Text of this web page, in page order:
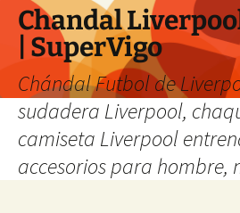
Chandal
| SuperVigo
Chándal Futbol de
sudadera Liverpool,
camiseta Liverpool
accesorios para hombre,